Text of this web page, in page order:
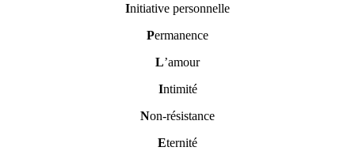
Initiative personnelle
Permanence
L’amour
Intimité
Non-résistance
Eternité